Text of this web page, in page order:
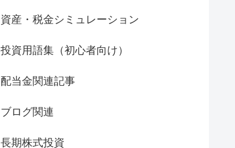
資産・税金シミュレーション
投資用語集（初心者向け）
配当金関連記事
ブログ関連
長期株式投資